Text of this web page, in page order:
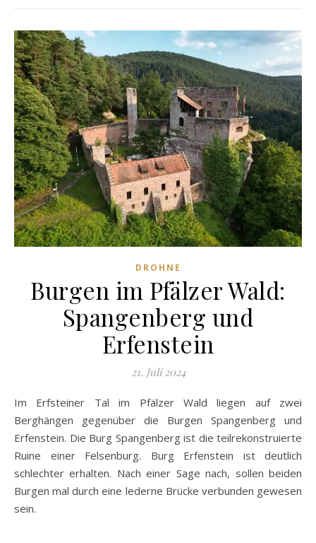
DROHNE
Burgen im Pfälzer Wald:
Spangenberg und
Erfenstein
21. Juli 2024
Im Erfsteiner Tal im Pfälzer Wald liegen auf zwei
Berghängen gegenüber die Burgen Spangenberg und
Erfenstein. Die Burg Spangenberg ist die teilrekonstruierte
Ruine einer Felsenburg. Burg Erfenstein ist deutlich
schlechter erhalten. Nach einer Sage nach, sollen beiden
Burgen mal durch eine lederne Brücke verbunden gewesen
sein.